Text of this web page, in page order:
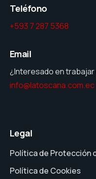
Teléfono
+593 7 287 5368
Email
¿Interesado en
info@latoscana.com.ec
Legal
Política de Protección
Política de Cookies